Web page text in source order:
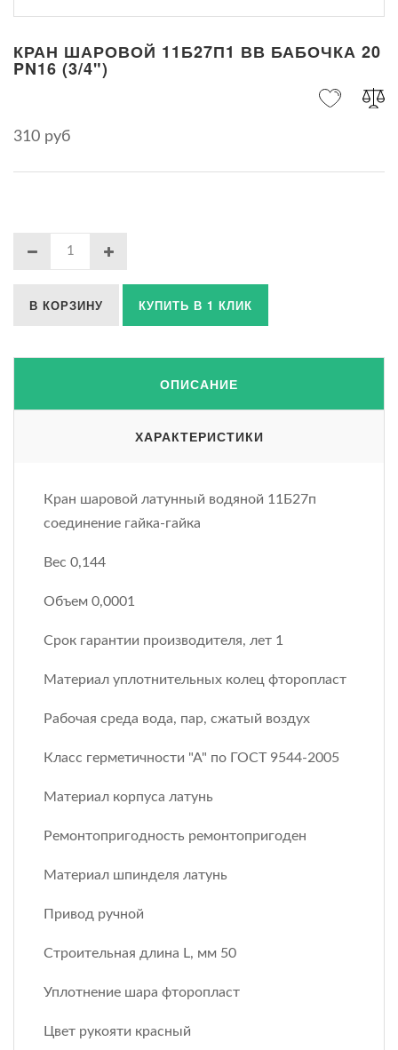
КРАН ШАРОВОЙ 11Б27П1 ВВ БАБОЧКА 20
PN16 (3/4")
310 руб
В КОРЗИНУ КУПИТЬ В 1 КЛИК
ОПИСАНИЕ
ХАРАКТЕРИСТИКИ
Кран шаровой латунный водяной 11Б27п
соединение гайка-гайка
Вес 0,144
Объем 0,0001
Срок гарантии производителя, лет 1
Материал уплотнительных колец фторопласт
Рабочая среда вода, пар, сжатый воздух
Класс герметичности "А" по ГОСТ 9544-2005
Материал корпуса латунь
Ремонтопригодность ремонтопригоден
Материал шпинделя латунь
Привод ручной
Строительная длина L, мм 50
Уплотнение шара фторопласт
Цвет рукояти красный